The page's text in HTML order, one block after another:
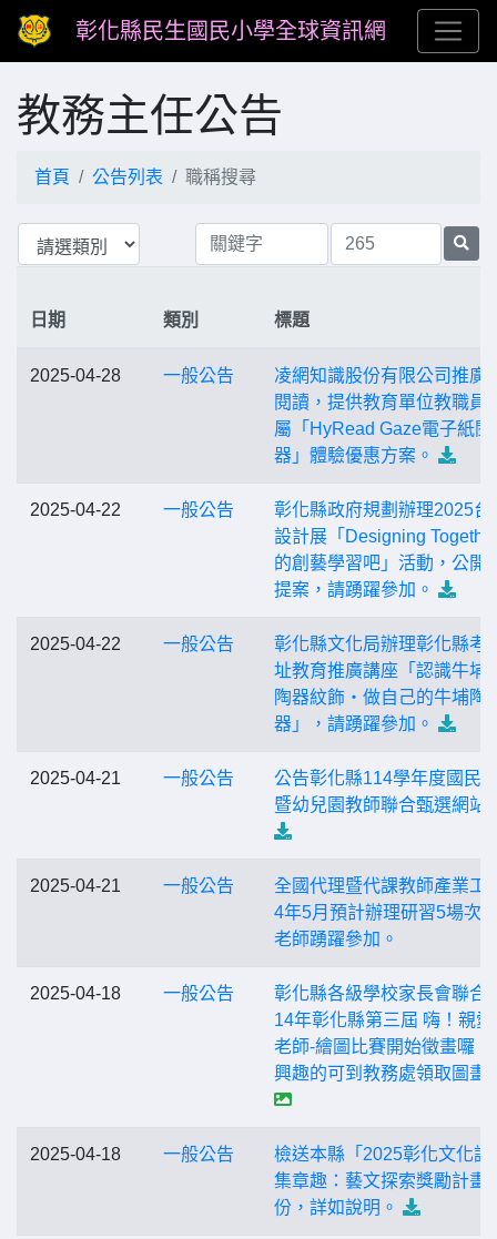
彰化縣民生國民小學全球資訊網
教務主任公告
首頁 公告列表 職稱搜尋
日期 類別 標題
2025-04-28 一般公告
凌網知識股份有限公司推廣
閱讀，提供教育單位教職員
屬「HyRead Gaze電子紙閱
器」體驗優惠方案。
2025-04-22 一般公告
彰化縣政府規劃辦理2025台
設計展「Designing
的創藝學習吧」活動，公開
提案，請踴躍參加。
2025-04-22 一般公告
彰化縣文化局辦理彰化縣考
址教育推廣講座「認識牛埔
陶器紋飾‧做自己的牛埔陶
器」，請踴躍參加。
2025-04-21 一般公告
公告彰化縣114學年度國民
暨幼兒園教師聯合甄選網站
2025-04-21 一般公告
全國代理暨代課教師產業工
4年5月預計辦理研習5場次
老師踴躍參加。
2025-04-18 一般公告
彰化縣各級學校家長會聯合
14年彰化縣第三屆 嗨！親愛
老師-繪圖比賽開始徵畫囉！
興趣的可到教務處領取圖畫
2025-04-18 一般公告
檢送本縣「2025彰化文化護
集章趣：藝文探索獎勵計畫
份，詳如說明。